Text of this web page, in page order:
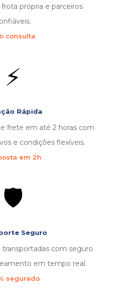
própria e parceiros
consulta
⚡
Rápida
frete em até 2 horas com
e condições flexíveis.
em 2h
🛡️
Seguro
transportadas com seguro
em tempo real.
segurado